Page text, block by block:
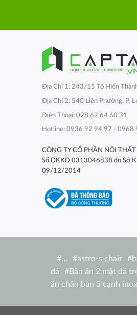
Địa Chỉ 1: 243/15 Tô Hiến
Địa Chỉ 2: 540 Liên Phường, P.
Điện Thoại: 028 62 64 60 31
Hotline: 0936 92 94 97 - 0968
CÔNG TY CỔ PHẦN NỘI THẤT
Số ĐKKD 0313046838 do Sở
09/12/2014
#… #astro-s chair #
đá
#Bàn ăn 2 mặt đá
ăn chân bàn 3 cạnh